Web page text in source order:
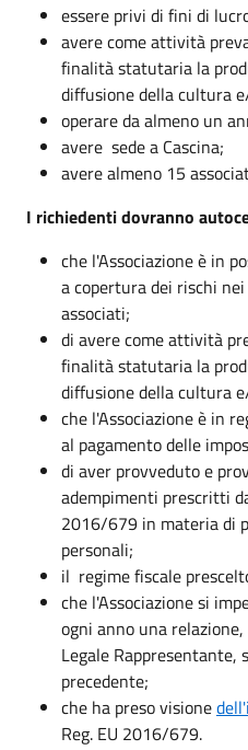
essere privi di fini di
avere come attività
finalità statutaria la
diffusione della cultura
operare da almeno un
avere sede a Cascina;
avere almeno 15
I richiedenti dovranno
che l'Associazione è in
a copertura dei rischi
associati;
di avere come attività
finalità statutaria la
diffusione della cultura
che l'Associazione è in
al pagamento delle
di aver provveduto e
adempimenti prescritti
2016/679 in materia di
il regime fiscale
che l'Associazione si
ogni anno una
Legale
precedente;
che ha preso visione
Reg. EU 2016/679.